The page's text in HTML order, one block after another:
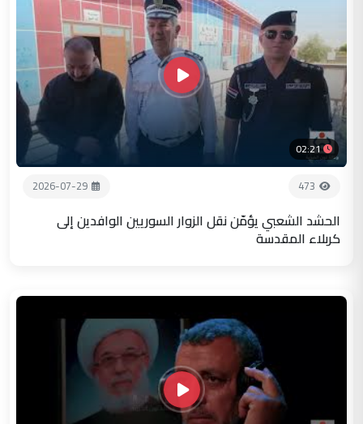
02:21
473
2026-07-29
الحشد الشعبي يؤمّن نقل الزوار السوريين الوافدين إلى
كربلاء المقدسة